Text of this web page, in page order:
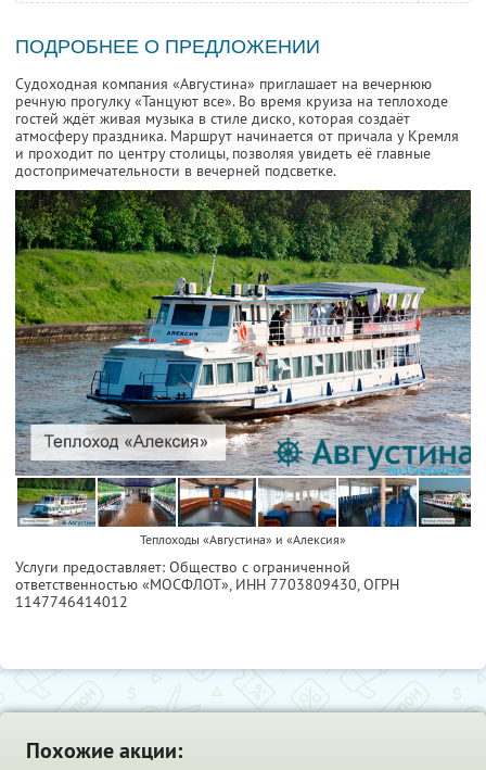
ПОДРОБНЕЕ О ПРЕДЛОЖЕНИИ
Судоходная компания «Августина» приглашает на вечернюю
речную прогулку «Танцуют все». Во время круиза на теплоходе
гостей ждёт живая музыка в стиле диско, которая создаёт
атмосферу праздника. Маршрут начинается от причала у Кремля
и проходит по центру столицы, позволяя увидеть её главные
достопримечательности в вечерней подсветке.
Теплоходы «Августина» и «Алексия»
Услуги предоставляет: Общество с ограниченной
ответственностью «МОСФЛОТ», ИНН 7703809430, ОГРН
1147746414012
Похожие акции: